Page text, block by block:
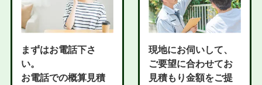
まずはお電話下さ
い。
お電話での概算見積
現地にお伺いして、
ご要望に合わせてお
見積もり金額をご提